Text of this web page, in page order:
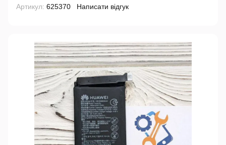
Артикул: 625370 Написати відгук